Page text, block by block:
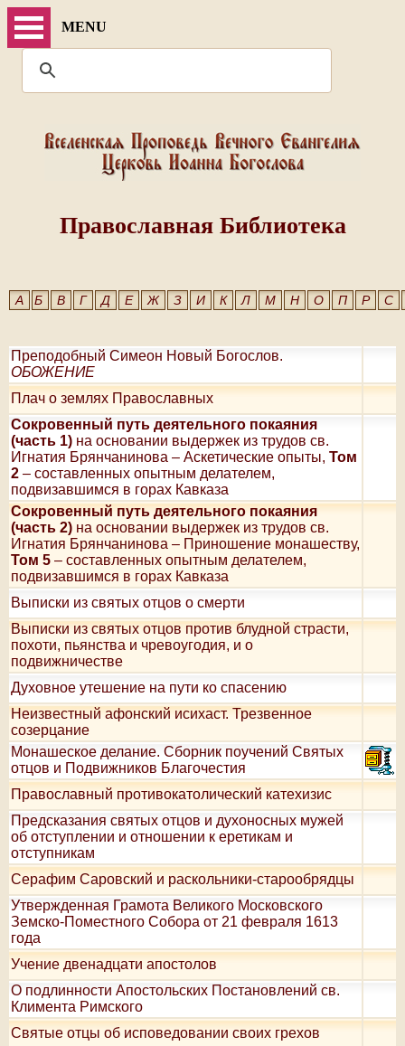
MENU
Православная Библиотека
А Б В Г Д Е Ж З И К Л М Н О П Р С
Преподобный Симеон Новый Богослов.
ОБОЖЕНИЕ
Плач о землях Православных
Сокровенный путь деятельного покаяния
(часть 1) на основании выдержек из трудов св.
Игнатия Брянчанинова – Аскетические опыты, Том
2 – составленных опытным делателем,
подвизавшимся в горах Кавказа
Сокровенный путь деятельного покаяния
(часть 2) на основании выдержек из трудов св.
Игнатия Брянчанинова – Приношение монашеству,
Том 5 – составленных опытным делателем,
подвизавшимся в горах Кавказа
Выписки из святых отцов о смерти
Выписки из святых отцов против блудной страсти,
похоти, пьянства и чревоугодия, и о
подвижничестве
Духовное утешение на пути ко спасению
Неизвестный афонский исихаст. Трезвенное
созерцание
Монашеское делание. Сборник поучений Святых
отцов и Подвижников Благочестия
Православный противокатолический катехизис
Предсказания святых отцов и духоносных мужей
об отступлении и отношении к еретикам и
отступникам
Серафим Саровский и раскольники-старообрядцы
Утвержденная Грамота Великого Московского
Земско-Поместного Собора от 21 февраля 1613
года
Учение двенадцати апостолов
О подлинности Апостольских Постановлений св.
Климента Римского
Святые отцы об исповедовании своих грехов